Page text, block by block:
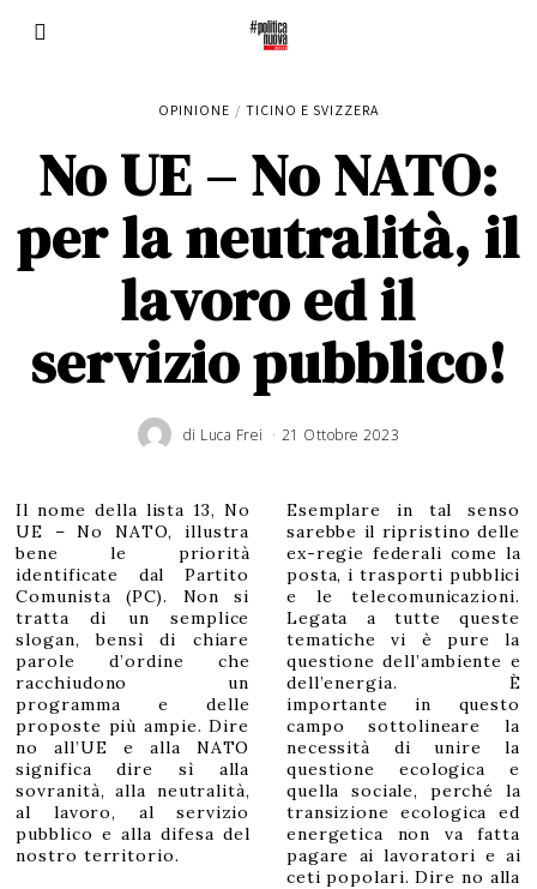
OPINIONE / TICINO E SVIZZERA
No UE – No NATO:
per la neutralità, il
lavoro ed il
servizio pubblico!
di Luca Frei 21 Ottobre 2023
Il nome della lista 13, No
UE – No NATO, illustra
bene le priorità
identificate dal Partito
Comunista (PC). Non si
tratta di un semplice
slogan, bensì di chiare
parole d’ordine che
racchiudono un
programma e delle
proposte più ampie. Dire
no all’UE e alla NATO
significa dire sì alla
sovranità, alla neutralità,
al lavoro, al servizio
pubblico e alla difesa del
nostro territorio.
Esemplare in tal senso
sarebbe il ripristino delle
ex-regie federali come la
posta, i trasporti pubblici
e le telecomunicazioni.
Legata a tutte queste
tematiche vi è pure la
questione dell’ambiente e
dell’energia. È
importante in questo
campo sottolineare la
necessità di unire la
questione ecologica e
quella sociale, perché la
transizione ecologica ed
energetica non va fatta
pagare ai lavoratori e ai
ceti popolari. Dire no alla